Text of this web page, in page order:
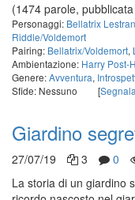
(1474 parole,
Personaggi: Bellatrix
Riddle/Voldemort
Pairing: Bellatrix/Voldemort,
Ambientazione: Harry Post-
Genere:Avventura,
Sfide: Nessuno
[Segnala
Giardino
27/07/19 3 0
La storia di un giardino